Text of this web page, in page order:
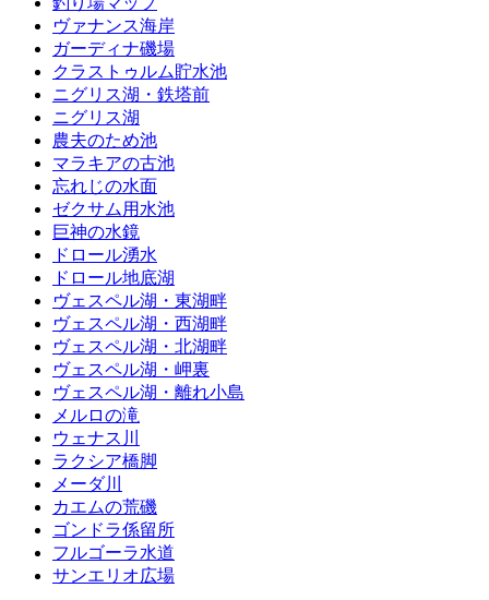
ヴァナンス海岸
ガーディナ磯場
クラストゥルム貯水池
ニグリス湖・鉄塔前
ニグリス湖
農夫のため池
マラキアの古池
忘れじの水面
ゼクサム用水池
巨神の水鏡
ドロール湧水
ドロール地底湖
ヴェスペル湖・東湖畔
ヴェスペル湖・西湖畔
ヴェスペル湖・北湖畔
ヴェスペル湖・岬裏
ヴェスペル湖・離れ小島
メルロの滝
ウェナス川
ラクシア橋脚
メーダ川
カエムの荒磯
ゴンドラ係留所
フルゴーラ水道
サンエリオ広場